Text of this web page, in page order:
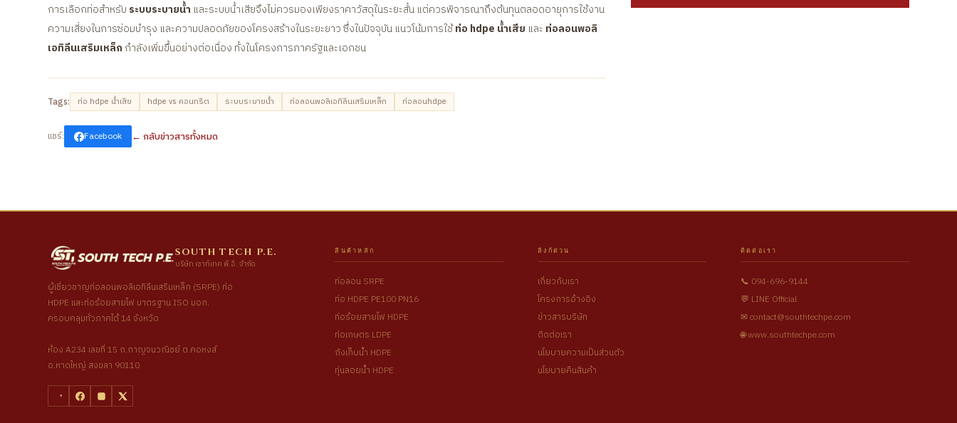
การเลือกท่อสำหรับ ระบบระบายน้ำ และระบบน้ำเสียจึงไม่ควรมองเพียงราคาวัสดุในระยะสั้น แต่ควรพิจารณาถึงต้นทุนตลอดอายุการใช้งาน
ความเสี่ยงในการซ่อมบำรุง และความปลอดภัยของโครงสร้างในระยะยาว ซึ่งในปัจจุบัน แนวโน้มการใช้ท่อ hdpe น้ำเสีย และ ท่อลอนพอลิ
เอทิลีนเสริมเหล็ก กำลังเพิ่มขึ้นอย่างต่อเนื่อง ทั้งในโครงการภาครัฐและเอกชน
Tags: ท่อ hdpe น้ำเสีย hdpe vs คอนกรีต ระบบระบายน้ำ ท่อลอนพอลิเอทิลีนเสริมเหล็ก ท่อลอนhdpe
แชร์: Facebook ← กลับข่าวสารทั้งหมด
SOUTH TECH P.E.
บริษัท เซาท์เทค พี.อี. จำกัด
ผู้เชี่ยวชาญท่อลอนพอลิเอทิลีนเสริมเหล็ก (SRPE) ท่อ
HDPE และท่อร้อยสายไฟ มาตรฐาน ISO มอก.
ครอบคลุมทั่วภาคใต้ 14 จังหวัด
ห้อง A234 เลขที่ 15 ถ.กาญจนวณิชย์ ต.คอหงส์
อ.หาดใหญ่ สงขลา 90110
สินค้าหลัก
ท่อลอน SRPE
ท่อ HDPE PE100 PN16
ท่อร้อยสายไฟ HDPE
ท่อเกษตร LDPE
ถังเก็บน้ำ HDPE
ทุ่นลอยน้ำ HDPE
ลิงก์ด่วน
เกี่ยวกับเรา
โครงการอ้างอิง
ข่าวสารบริษัท
ติดต่อเรา
นโยบายความเป็นส่วนตัว
นโยบายคืนสินค้า
ติดต่อเรา
📞 094-696-9144
💬 LINE Official
✉ contact@southtechpe.com
🌐 www.southtechpe.com